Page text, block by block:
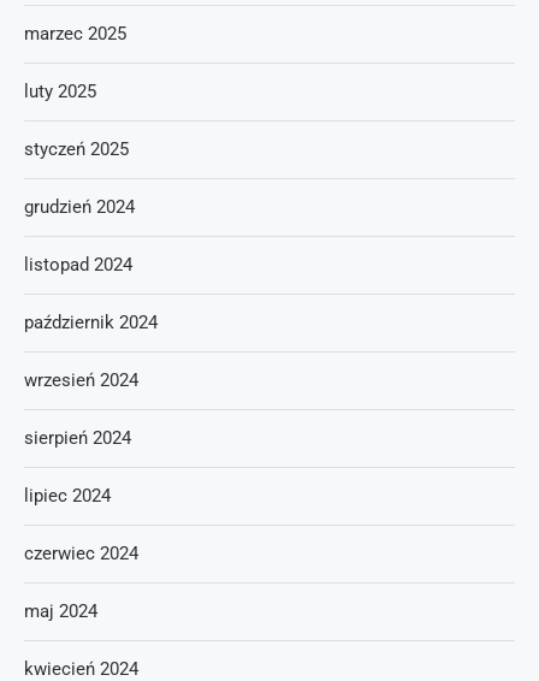
marzec 2025
luty 2025
styczeń 2025
grudzień 2024
listopad 2024
październik 2024
wrzesień 2024
sierpień 2024
lipiec 2024
czerwiec 2024
maj 2024
kwiecień 2024